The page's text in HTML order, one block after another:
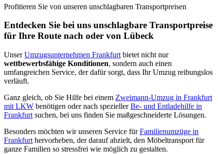
Profitieren Sie von unseren unschlagbaren Transportpreisen
Entdecken Sie bei uns unschlagbare Transportpreise
für Ihre Route nach oder von Lübeck
UnserUmzugsunternehmen Frankfurt bietet nicht nur
wettbewerbsfähige Konditionen, sondern auch einen
umfangreichen Service, der dafür sorgt, dass Ihr Umzug reibungslos
verläuft.
Ganz gleich, ob Sie Hilfe bei einem Zweimann-Umzug in Frankfurt
mit LKW benötigen oder nach speziellerBe- und Entladehilfe in
Frankfurt suchen, bei uns finden Sie maßgeschneiderte Lösungen.
Besonders möchten wir unseren Service fürFamilienumzüge in
Frankfurt hervorheben, der darauf abzielt, den Möbeltransport für
ganze Familien so stressfrei wie möglich zu gestalten.